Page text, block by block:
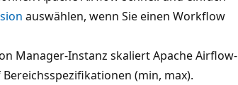
auswählen, wenn Sie einen Workflow
Manager-Instanz skaliert Apache Airflow-
(min, max).